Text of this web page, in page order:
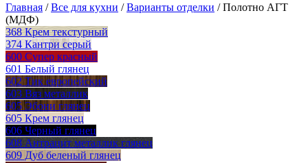
Главная /Все для кухни /Варианты отделки /Полотно АГТ
(МДФ)
368 Крем текстурный
374 Кантри серый
600 Супер красный
601 Белый глянец
602 Тик европейский
603 Вяз металлик
605 Эбони глянец
605 Крем глянец
606 Черный глянец
608 Антрацит металлик глянец
609 Дуб беленый глянец